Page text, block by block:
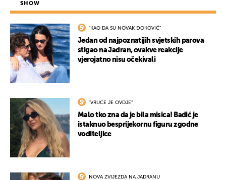
SHOW
"KAO DA SU NOVAK ĐOKOVIĆ"
Jedan od najpoznatijih svjetskih parova
stigao na Jadran, ovakve reakcije
vjerojatno nisu očekivali
"VRUĆE JE OVDJE"
Malo tko zna da je bila misica! Badić je
istaknuo besprijekornu figuru zgodne
voditeljice
NOVA ZVIJEZDA NA JADRANU